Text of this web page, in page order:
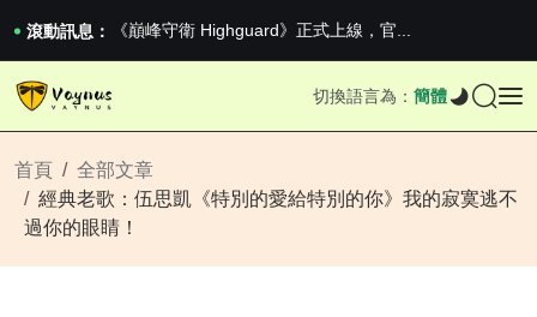
滾動訊息：
男生找物件最重要的是什麼？太真實了
2026澳網男單收官：全滿貫對上全滿亞，德約...
《巔峰守衛 Highguard》正式上線，官...
《巔峰守衛 Highguard》正式上線，官...
切換語言為： 簡體
首頁
全部文章
經典老歌：伍思凱《特別的愛給特別的你》我的寂寞逃不
過你的眼睛！